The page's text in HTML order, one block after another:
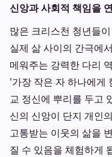
신앙과 사회적 책임을
많은 크리스천 청년들
실제 삶 사이의 간극에
메워주는 강력한 다리
'가장 작은 자 하나에게
교 정신에 뿌리를 두고
신의 신앙이 단지 개인
고통받는 이웃의 삶을
질 수 있음을 체험하게